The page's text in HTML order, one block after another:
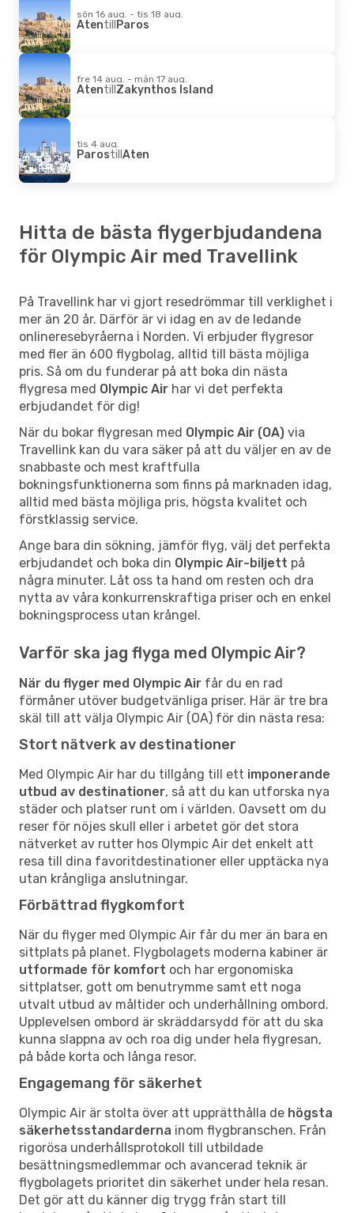
sön 16 aug. - tis 18 aug.
AtentillParos
fre 14 aug. - mån 17 aug.
AtentillZakynthos Island
tis 4 aug.
ParostillAten
Hitta de bästa flygerbjudandena
för Olympic Air med Travellink
På Travellink har vi gjort resedrömmar till verklighet i
mer än 20 år. Därför är vi idag en av de ledande
onlineresebyråerna i Norden. Vi erbjuder flygresor
med fler än 600 flygbolag, alltid till bästa möjliga
pris. Så om du funderar på att boka din nästa
flygresa med Olympic Air har vi det perfekta
erbjudandet för dig!
När du bokar flygresan med Olympic Air (OA) via
Travellink kan du vara säker på att du väljer en av de
snabbaste och mest kraftfulla
bokningsfunktionerna som finns på marknaden idag,
alltid med bästa möjliga pris, högsta kvalitet och
förstklassig service.
Ange bara din sökning, jämför flyg, välj det perfekta
erbjudandet och boka din Olympic Air-biljett på
några minuter. Låt oss ta hand om resten och dra
nytta av våra konkurrenskraftiga priser och en enkel
bokningsprocess utan krångel.
Varför ska jag flyga med Olympic Air?
När du flyger med Olympic Air får du en rad
förmåner utöver budgetvänliga priser. Här är tre bra
skäl till att välja Olympic Air (OA) för din nästa resa:
Stort nätverk av destinationer
Med Olympic Air har du tillgång till ett imponerande
utbud av destinationer, så att du kan utforska nya
städer och platser runt om i världen. Oavsett om du
reser för nöjes skull eller i arbetet gör det stora
nätverket av rutter hos Olympic Air det enkelt att
resa till dina favoritdestinationer eller upptäcka nya
utan krångliga anslutningar.
Förbättrad flygkomfort
När du flyger med Olympic Air får du mer än bara en
sittplats på planet. Flygbolagets moderna kabiner är
utformade för komfort och har ergonomiska
sittplatser, gott om benutrymme samt ett noga
utvalt utbud av måltider och underhållning ombord.
Upplevelsen ombord är skräddarsydd för att du ska
kunna slappna av och roa dig under hela flygresan,
på både korta och långa resor.
Engagemang för säkerhet
Olympic Air är stolta över att upprätthålla de högsta
säkerhetsstandarderna inom flygbranschen. Från
rigorösa underhållsprotokoll till utbildade
besättningsmedlemmar och avancerad teknik är
flygbolagets prioritet din säkerhet under hela resan.
Det gör att du känner dig trygg från start till